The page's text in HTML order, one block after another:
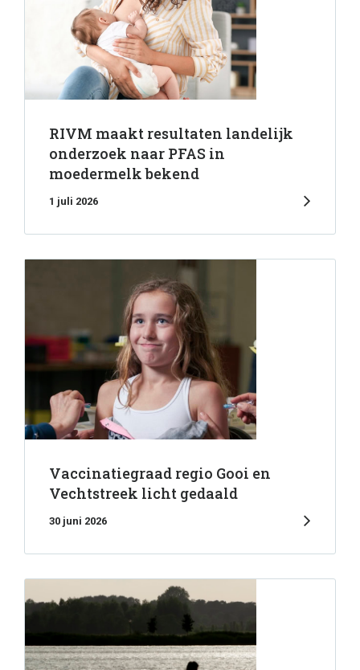
RIVM maakt resultaten landelijk
onderzoek naar PFAS in
moedermelk bekend
1 juli 2026
Vaccinatiegraad regio Gooi en
Vechtstreek licht gedaald
30 juni 2026